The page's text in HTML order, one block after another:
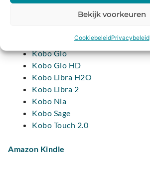
Bekijk voorkeuren
CookiebeleidPrivacybeleid
Kobo Clara 2E
Kobo Forma
Kobo Glo
Kobo Glo HD
Kobo Libra H2O
Kobo Libra 2
Kobo Nia
Kobo Sage
Kobo Touch 2.0
Amazon Kindle